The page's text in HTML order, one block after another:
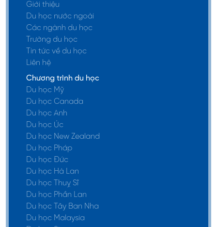
Giới thiệu
Du học nước ngoài
Các ngành du học
Trường du học
Tin tức về du học
Liên hệ
Chương trình du học
Du học Mỹ
Du học Canada
Du học Anh
Du học Úc
Du học New Zealand
Du học Pháp
Du học Đức
Du học Hà Lan
Du học Thuỵ Sĩ
Du học Phần Lan
Du học Tây Ban Nha
Du học Malaysia